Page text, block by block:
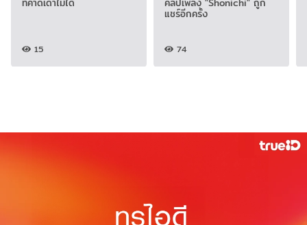
15
แชร์อีกครั้ง
74